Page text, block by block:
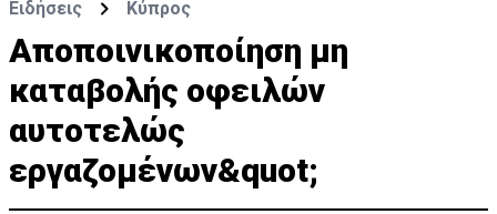
Ειδήσεις Κύπρος
Aποποινικοποίηση μη
καταβολής οφειλών
αυτοτελώς
εργαζομένων&quot;